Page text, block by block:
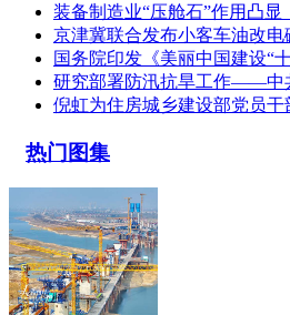
装备制造业“压舱石”作用凸显
京津冀联合发布小客车油改电
国务院印发《美丽中国建设“
研究部署防汛抗旱工作——中
倪虹为住房城乡建设部党员干
热门图集